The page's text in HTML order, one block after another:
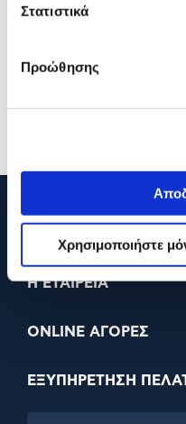
Στατιστικά
Προώθησης
Χρησιμοποιήστε
Τυποτράστ Απόδειξη
Η ΕΤΑΙΡΕΙΑ
ONLINE ΑΓΟΡΕΣ
ΕΞΥΠΗΡΕΤΗΣΗ